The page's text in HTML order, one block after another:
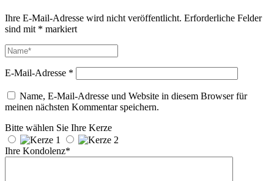
Ihre E-Mail-Adresse wird nicht veröffentlicht. Erforderliche Felder
sind mit * markiert
E-Mail-Adresse *
Name, E-Mail-Adresse und Website in diesem Browser für
meinen nächsten Kommentar speichern.
Bitte wählen Sie Ihre Kerze
Ihre Kondolenz*